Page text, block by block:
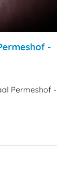
-
Permeshof -